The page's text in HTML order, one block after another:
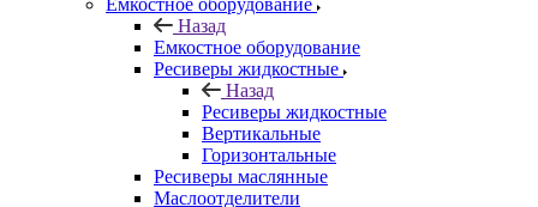
Емкостное оборудование
Назад
Емкостное оборудование
Ресиверы жидкостные
Назад
Ресиверы жидкостные
Вертикальные
Горизонтальные
Ресиверы маслянные
Маслоотделители